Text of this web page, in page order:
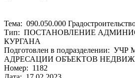
Тема: 090.050.000
Тип: ПОСТАНОВЛЕНИЕ
КУРГАНА
Подготовлен в подразделении:
АДРЕСАЦИИ ОБЪЕКТОВ
Номер: 1182